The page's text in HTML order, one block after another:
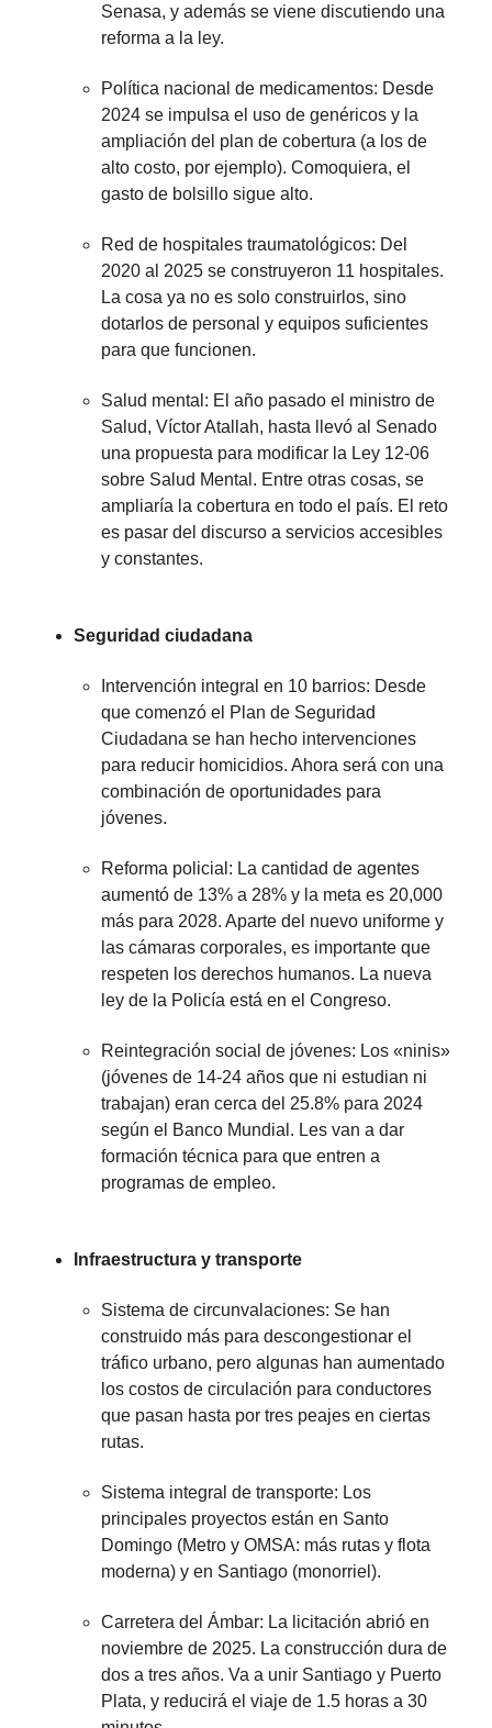
Senasa, y además se viene discutiendo una
reforma a la ley.
Política nacional de medicamentos: Desde
2024 se impulsa el uso de genéricos y la
ampliación del plan de cobertura (a los de
alto costo, por ejemplo). Comoquiera, el
gasto de bolsillo sigue alto.
Red de hospitales traumatológicos: Del
2020 al 2025 se construyeron 11 hospitales.
La cosa ya no es solo construirlos, sino
dotarlos de personal y equipos suficientes
para que funcionen.
Salud mental: El año pasado el ministro de
Salud, Víctor Atallah, hasta llevó al Senado
una propuesta para modificar la Ley 12-06
sobre Salud Mental. Entre otras cosas, se
ampliaría la cobertura en todo el país. El reto
es pasar del discurso a servicios accesibles
y constantes.
Seguridad ciudadana
Intervención integral en 10 barrios: Desde
que comenzó el Plan de Seguridad
Ciudadana se han hecho intervenciones
para reducir homicidios. Ahora será con una
combinación de oportunidades para
jóvenes.
Reforma policial: La cantidad de agentes
aumentó de 13% a 28% y la meta es 20,000
más para 2028. Aparte del nuevo uniforme y
las cámaras corporales, es importante que
respeten los derechos humanos. La nueva
ley de la Policía está en el Congreso.
Reintegración social de jóvenes: Los «ninis»
(jóvenes de 14-24 años que ni estudian ni
trabajan) eran cerca del 25.8% para 2024
según el Banco Mundial. Les van a dar
formación técnica para que entren a
programas de empleo.
Infraestructura y transporte
Sistema de circunvalaciones: Se han
construido más para descongestionar el
tráfico urbano, pero algunas han aumentado
los costos de circulación para conductores
que pasan hasta por tres peajes en ciertas
rutas.
Sistema integral de transporte: Los
principales proyectos están en Santo
Domingo (Metro y OMSA: más rutas y flota
moderna) y en Santiago (monorriel).
Carretera del Ámbar: La licitación abrió en
noviembre de 2025. La construcción dura de
dos a tres años. Va a unir Santiago y Puerto
Plata, y reducirá el viaje de 1.5 horas a 30